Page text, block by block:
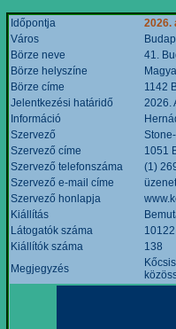
Időpontja
2026.
Város
Börze neve
41.
Börze helyszíne
Börze címe
1142
Jelentkezési határidő
2026.
Információ
Szervező
Szervező címe
1051
Szervező telefonszáma
(1)
Szervező e-mail címe
Szervező honlapja
Kiállítás
Látogatók száma
10122
Kiállítók száma
138
Megjegyzés